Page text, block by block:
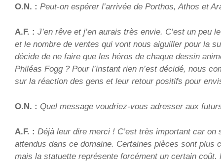
O.N. : Peut-on espérer l’arrivée de Porthos, Athos et
A.F. : J’en rêve et j’en aurais très envie. C’est un peu
et le nombre de ventes qui vont nous aiguiller pour la
décide de ne faire que les héros de chaque dessin
Philéas Fogg ? Pour l’instant rien n’est décidé, nous
sur la réaction des gens et leur retour positifs pour
O.N. : Quel message voudriez-vous adresser aux
A.F. : Déjà leur dire merci ! C’est très important car on
attendus dans ce domaine. Certaines pièces sont plus
mais la statuette représente forcément un certain coût.